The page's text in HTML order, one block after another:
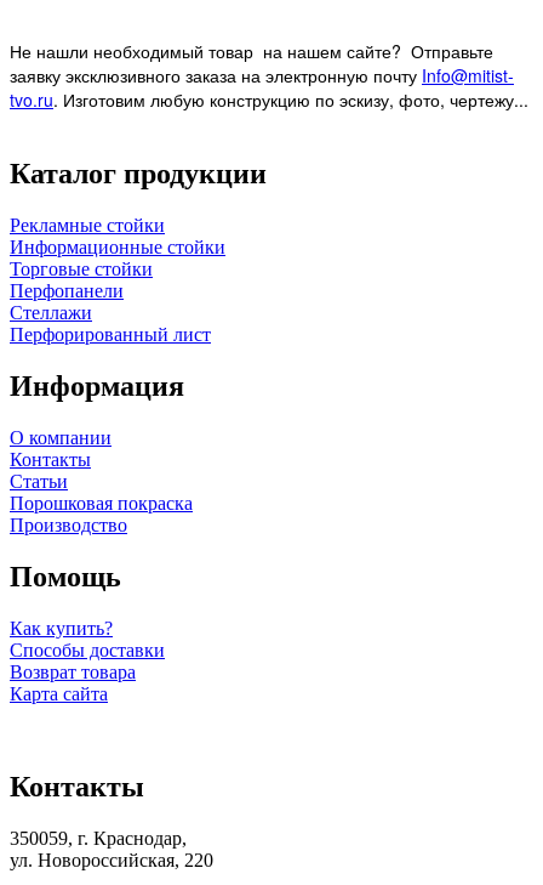
Не нашли необходимый товар на нашем сайте? Отправьте
заявку эксклюзивного заказа на электронную почту Info@mitist-
tvo.ru. Изготовим любую конструкцию по эскизу, фото, чертежу...
Каталог продукции
Рекламные стойки
Информационные стойки
Торговые стойки
Перфопанели
Стеллажи
Перфорированный лист
Информация
О компании
Контакты
Статьи
Порошковая покраска
Производство
Помощь
Как купить?
Способы доставки
Возврат товара
Карта сайта
Контакты
350059, г. Краснодар,
ул. Новороссийская, 220